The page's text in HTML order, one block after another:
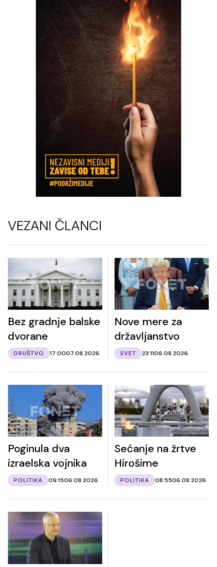
VEZANI ČLANCI
Bez gradnje balske
dvorane
DRUŠTVO 17:0007.08.2026.
Nove mere za
državljanstvo
SVET 23:1106.08.2026.
Poginula dva
izraelska vojnika
POLITIKA 09:1506.08.2026.
Sećanje na žrtve
Hirošime
POLITIKA 08:5506.08.2026.